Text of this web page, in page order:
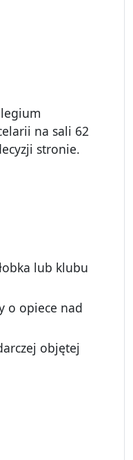
na sali 62
stronie.
lub klubu
o opiece nad
objętej